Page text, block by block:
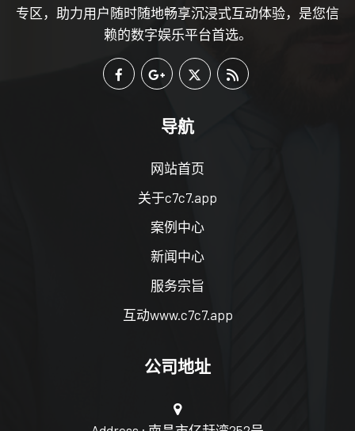
专区，助力用户随时随地畅享沉浸式互动体验，是您信
赖的数字娱乐平台首选。
导航
网站首页
关于c7c7.app
案例中心
新闻中心
服务宗旨
互动www.c7c7.app
公司地址